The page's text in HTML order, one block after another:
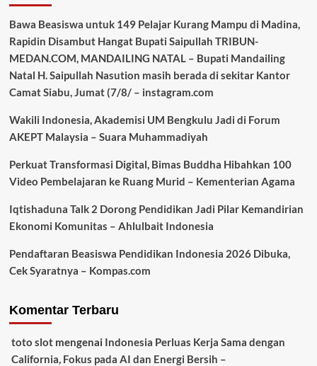
Bawa Beasiswa untuk 149 Pelajar Kurang Mampu di Madina,
Rapidin Disambut Hangat Bupati Saipullah TRIBUN-
MEDAN.COM, MANDAILING NATAL – Bupati Mandailing
Natal H. Saipullah Nasution masih berada di sekitar Kantor
Camat Siabu, Jumat (7/8/ – instagram.com
Wakili Indonesia, Akademisi UM Bengkulu Jadi di Forum
AKEPT Malaysia – Suara Muhammadiyah
Perkuat Transformasi Digital, Bimas Buddha Hibahkan 100
Video Pembelajaran ke Ruang Murid – Kementerian Agama
Iqtishaduna Talk 2 Dorong Pendidikan Jadi Pilar Kemandirian
Ekonomi Komunitas – Ahlulbait Indonesia
Pendaftaran Beasiswa Pendidikan Indonesia 2026 Dibuka,
Cek Syaratnya – Kompas.com
Komentar Terbaru
toto slotmengenai Indonesia Perluas Kerja Sama dengan
California, Fokus pada AI dan Energi Bersih –